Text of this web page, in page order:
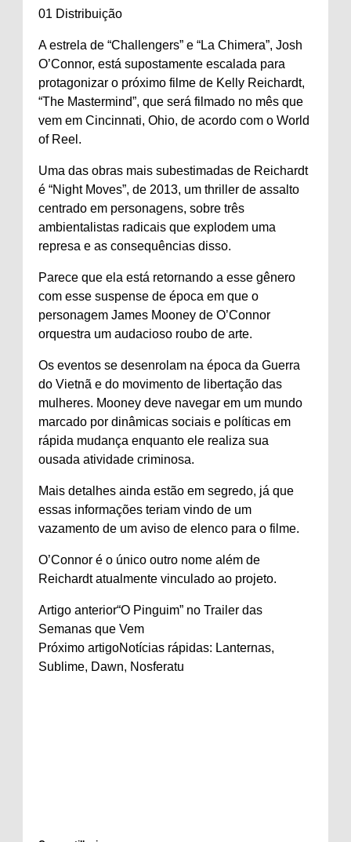
01 Distribuição
A estrela de “Challengers” e “La Chimera”, Josh
O’Connor, está supostamente escalada para
protagonizar o próximo filme de Kelly Reichardt,
“The Mastermind”, que será filmado no mês que
vem em Cincinnati, Ohio, de acordo com o World
of Reel.
Uma das obras mais subestimadas de Reichardt
é “Night Moves”, de 2013, um thriller de assalto
centrado em personagens, sobre três
ambientalistas radicais que explodem uma
represa e as consequências disso.
Parece que ela está retornando a esse gênero
com esse suspense de época em que o
personagem James Mooney de O’Connor
orquestra um audacioso roubo de arte.
Os eventos se desenrolam na época da Guerra
do Vietnã e do movimento de libertação das
mulheres. Mooney deve navegar em um mundo
marcado por dinâmicas sociais e políticas em
rápida mudança enquanto ele realiza sua
ousada atividade criminosa.
Mais detalhes ainda estão em segredo, já que
essas informações teriam vindo de um
vazamento de um aviso de elenco para o filme.
O’Connor é o único outro nome além de
Reichardt atualmente vinculado ao projeto.
Artigo anterior“O Pinguim” no Trailer das
Semanas que Vem
Próximo artigoNotícias rápidas: Lanternas,
Sublime, Dawn, Nosferatu